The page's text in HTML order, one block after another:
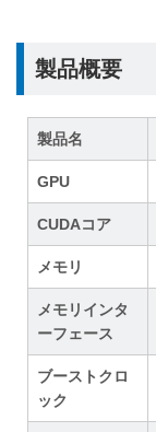
製品概要
製品名
GPU
CUDAコア
メモリ
メモリインタ
ーフェース
ブーストクロ
ック